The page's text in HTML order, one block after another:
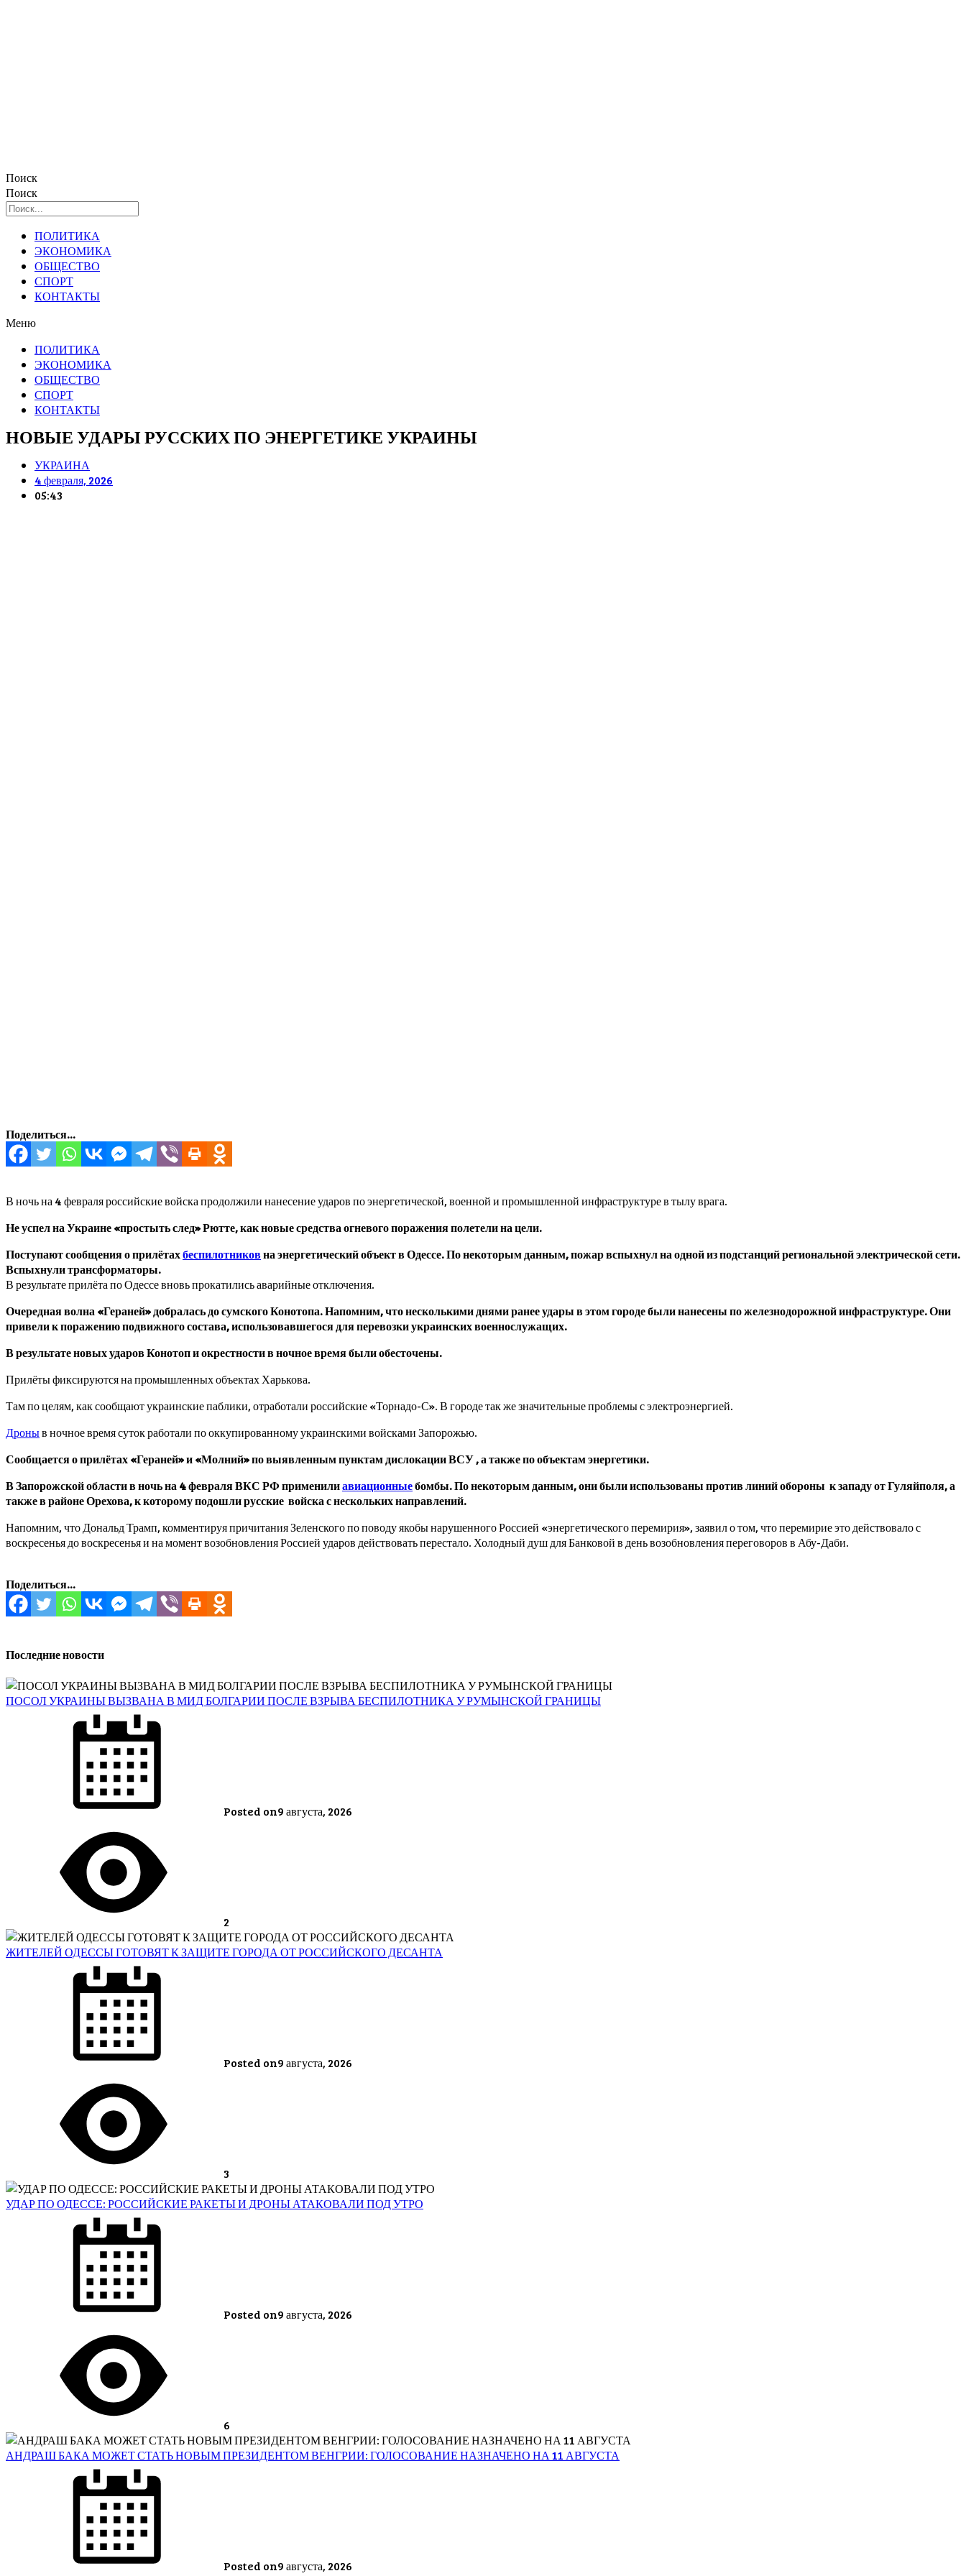
Поиск
Поиск
ПОЛИТИКА
ЭКОНОМИКА
ОБЩЕСТВО
СПОРТ
КОНТАКТЫ
Меню
ПОЛИТИКА
ЭКОНОМИКА
ОБЩЕСТВО
СПОРТ
КОНТАКТЫ
НОВЫЕ УДАРЫ РУССКИХ ПО ЭНЕРГЕТИКЕ УКРАИНЫ
УКРАИНА
4 февраля, 2026
05:43
Поделиться...
В ночь на 4 февраля российские войска продолжили нанесение ударов по энергетической, военной и промышленной инфраструктуре в тылу врага.
Не успел на Украине «простыть след» Рютте, как новые средства огневого поражения полетели на цели.
Поступают сообщения о прилётахбеспилотниковна энергетический объект в Одессе. По некоторым данным, пожар вспыхнул на одной из подстанций региональной электрической сети.
Вспыхнули трансформаторы.
В результате прилёта по Одессе вновь прокатились аварийные отключения.
Очередная волна «Гераней» добралась до сумского Конотопа. Напомним, что несколькими днями ранее удары в этом городе были нанесены по железнодорожной инфраструктуре. Они
привели к поражению подвижного состава, использовавшегося для перевозки украинских военнослужащих.
В результате новых ударов Конотоп и окрестности в ночное время были обесточены.
Прилёты фиксируются на промышленных объектах Харькова.
Там по целям, как сообщают украинские паблики, отработали российские «Торнадо-С». В городе так же значительные проблемы с электроэнергией.
Дроныв ночное время суток работали по оккупированному украинскими войсками Запорожью.
Сообщается о прилётах «Гераней» и «Молний» по выявленным пунктам дислокации ВСУ , а также по объектам энергетики.
В Запорожской области в ночь на 4 февраля ВКС РФ применилиавиационныебомбы. По некоторым данным, они были использованы против линий обороны к западу от Гуляйполя, а
также в районе Орехова, к которому подошли русские войска с нескольких направлений.
Напомним, что Дональд Трамп, комментируя причитания Зеленского по поводу якобы нарушенного Россией «энергетического перемирия», заявил о том, что перемирие это действовало с
воскресенья до воскресенья и на момент возобновления Россией ударов действовать перестало. Холодный душ для Банковой в день возобновления переговоров в Абу-Даби.
Поделиться...
Последние новости
ПОСОЛ УКРАИНЫ ВЫЗВАНА В МИД БОЛГАРИИ ПОСЛЕ ВЗРЫВА БЕСПИЛОТНИКА У РУМЫНСКОЙ ГРАНИЦЫ
Posted on9 августа, 2026
2
ЖИТЕЛЕЙ ОДЕССЫ ГОТОВЯТ К ЗАЩИТЕ ГОРОДА ОТ РОССИЙСКОГО ДЕСАНТА
Posted on9 августа, 2026
3
УДАР ПО ОДЕССЕ: РОССИЙСКИЕ РАКЕТЫ И ДРОНЫ АТАКОВАЛИ ПОД УТРО
Posted on9 августа, 2026
6
АНДРАШ БАКА МОЖЕТ СТАТЬ НОВЫМ ПРЕЗИДЕНТОМ ВЕНГРИИ: ГОЛОСОВАНИЕ НАЗНАЧЕНО НА 11 АВГУСТА
Posted on9 августа, 2026